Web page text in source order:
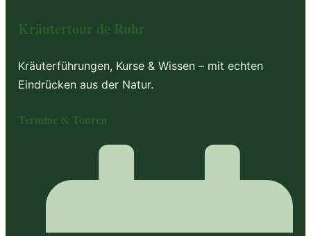
Kräutertour de Ruhr
Kräuterführungen, Kurse & Wissen – mit echten
Eindrücken aus der Natur.
Termine & Touren